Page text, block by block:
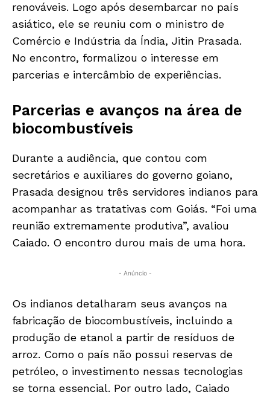
renováveis. Logo após desembarcar no país
asiático, ele se reuniu com o ministro de
Comércio e Indústria da Índia, Jitin Prasada.
No encontro, formalizou o interesse em
parcerias e intercâmbio de experiências.
Parcerias e avanços na área de
biocombustíveis
Durante a audiência, que contou com
secretários e auxiliares do governo goiano,
Prasada designou três servidores indianos para
acompanhar as tratativas com Goiás. “Foi uma
reunião extremamente produtiva”, avaliou
Caiado. O encontro durou mais de uma hora.
- Anúncio -
Os indianos detalharam seus avanços na
fabricação de biocombustíveis, incluindo a
produção de etanol a partir de resíduos de
arroz. Como o país não possui reservas de
petróleo, o investimento nessas tecnologias
se torna essencial. Por outro lado, Caiado